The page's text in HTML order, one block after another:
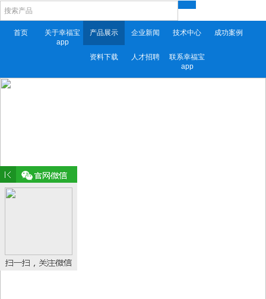
首页
关于幸福宝
app
产品展示 企业新闻 技术中心 成功案例
资料下载 人才招聘
联系幸福宝
app